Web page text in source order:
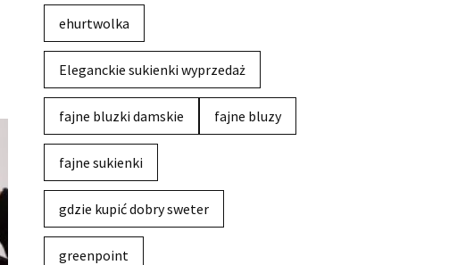
ehurtwolka
Eleganckie sukienki wyprzedaż
fajne bluzki damskie fajne bluzy
fajne sukienki
gdzie kupić dobry sweter
greenpoint